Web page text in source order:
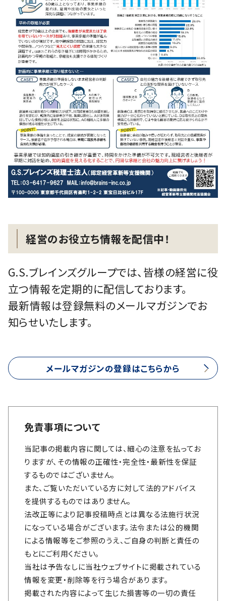
経営のお役立ち情報を配信中！
G.S.ブレインズグループでは、皆様の経営に役
立つ情報を定期的に配信しております。
最新情報は登録無料のメールマガジンでお
知らせいたします。
メールマガジンの登録はこちらから
免責事項について
当記事の掲載内容に関しては、細心の注意を払ってお
りますが、その情報の正確性・完全性・最新性を保証
するものではございません。
また、ご覧いただいている方に対して法的アドバイス
を提供するものではありません。
法改正等により記事投稿時点とは異なる法施行状況
になっている場合がございます。法令または公的機関
による情報等をご参照のうえ、ご自身の判断と責任の
もとにご利用ください。
当社は予告なしに当社ウェブサイトに掲載されている
情報を変更・削除等を行う場合があります。
掲載された内容によって生じた損害等の一切の責任